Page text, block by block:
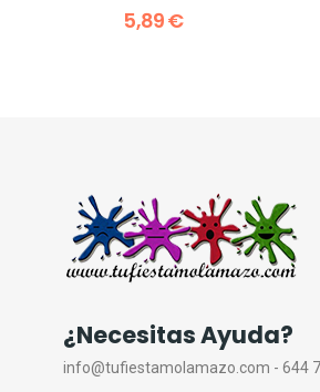
5,89 €
¿Necesitas Ayuda?
info@tufiestamolamazo.com - 644